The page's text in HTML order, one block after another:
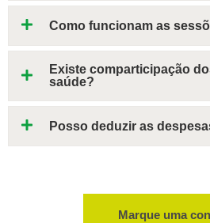
Como funcionam as
Existe comparticipação
saúde?
Posso deduzir as
Marque uma